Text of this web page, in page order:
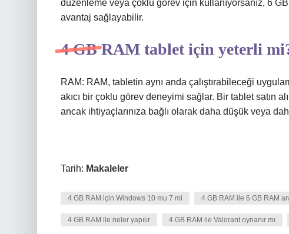
düzenleme veya çoklu görev için kullanıyorsanız, 6
avantaj sağlayabilir.
4 GB RAM tablet için yeterli
RAM: RAM, tabletin aynı anda çalıştırabileceği
akıcı bir çoklu görev deneyimi sağlar. Bir tablet satın
ancak ihtiyaçlarınıza bağlı olarak daha düşük veya
Tarih: Makaleler
4 GB RAM için Windows 10 mu 7 mi 4 GB RAM ile 6 GB RAM
4 GB RAM ile neler yapılır 4 GB RAM ile Valorant oynanır mı